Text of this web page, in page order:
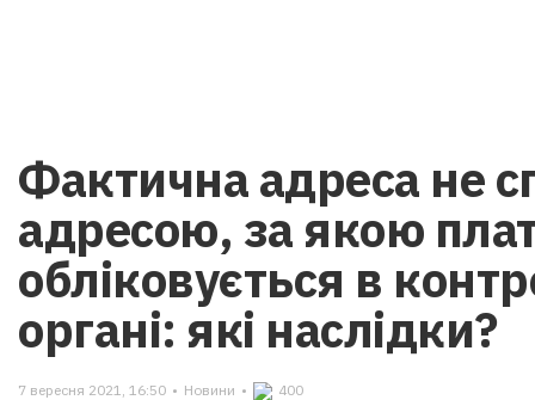
Фактична адреса не
адресою, за якою
обліковується в
органі: які наслідки?
7 вересня 2021, 16:50 • Новини • 400